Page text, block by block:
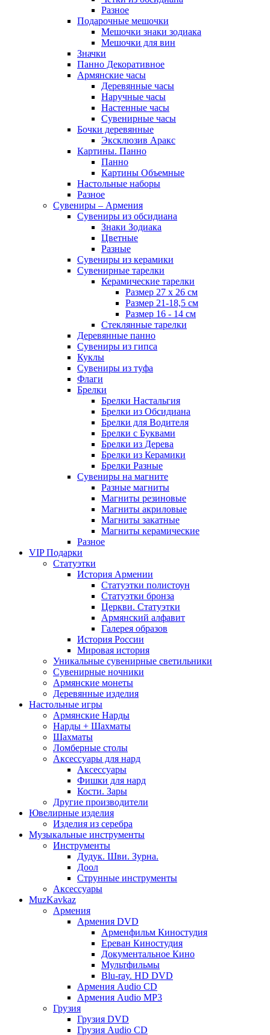
Разное
Подарочные мешочки
Мешочки знаки зодиака
Мешочки для вин
Значки
Панно Декоративное
Армянские часы
Деревянные часы
Наручные часы
Настенные часы
Сувенирные часы
Бочки деревянные
Эксклюзив Аракс
Картины. Панно
Панно
Картины Объемные
Настольные наборы
Разное
Сувениры – Армения
Сувениры из обсидиана
Знаки Зодиака
Цветные
Разные
Сувениры из керамики
Сувенирные тарелки
Керамические тарелки
Размер 27 х 26 см
Размер 21-18,5 см
Размер 16 - 14 см
Стеклянные тарелки
Деревянные панно
Сувениры из гипса
Куклы
Сувениры из туфа
Флаги
Брелки
Брелки Настальгия
Брелки из Обсидиана
Брелки для Водителя
Брелки с Буквами
Брелки из Дерева
Брелки из Керамики
Брелки Разные
Сувениры на магните
Разные магниты
Магниты резиновые
Магниты акриловые
Магниты закатные
Магниты керамические
Разное
VIP Подарки
Статуэтки
История Армении
Статуэтки полистоун
Статуэтки бронза
Церкви. Статуэтки
Армянский алфавит
Галерея образов
История России
Мировая история
Уникальные сувенирные светильники
Сувенирные ночники
Армянские монеты
Деревянные изделия
Настольные игры
Армянские Нарды
Нарды + Шахматы
Шахматы
Ломберные столы
Аксессуары для нард
Аксессуары
Фишки для нард
Кости. Зары
Другие производители
Ювелирные изделия
Изделия из серебра
Музыкальные инструменты
Инструменты
Дудук. Шви. Зурна.
Доол
Струнные инструменты
Аксессуары
MuzKavkaz
Армения
Армения DVD
Арменфильм Киностудия
Ереван Киностудия
Документальное Кино
Мультфильмы
Blu-ray. HD DVD
Армения Audio CD
Армения Audio MP3
Грузия
Грузия DVD
Грузия Audio CD